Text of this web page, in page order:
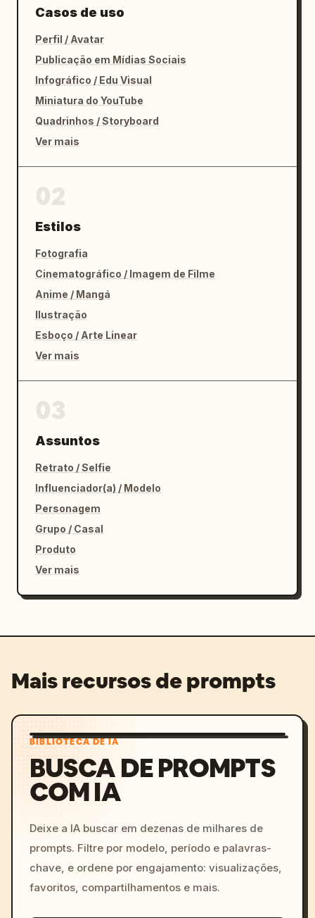
Casos de uso
Perfil / Avatar
Publicação em Mídias Sociais
Infográfico / Edu Visual
Miniatura do YouTube
Quadrinhos / Storyboard
Ver mais
Estilos
Fotografia
Cinematográfico / Imagem de Filme
Anime / Mangá
Ilustração
Esboço / Arte Linear
Ver mais
Assuntos
Retrato / Selfie
Influenciador(a) / Modelo
Personagem
Grupo / Casal
Produto
Ver mais
Mais recursos de prompts
BIBLIOTECA DE IA
BUSCA DE PROMPTS
COM IA
Deixe a IA buscar em dezenas de milhares de
prompts. Filtre por modelo, período e palavras-
chave, e ordene por engajamento: visualizações,
favoritos, compartilhamentos e mais.